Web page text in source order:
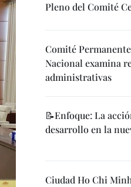
Pleno del Comité
Comité
Nacional examina
administrativas
📝Enfoque: La
desarrollo en la
Ciudad Ho Chi